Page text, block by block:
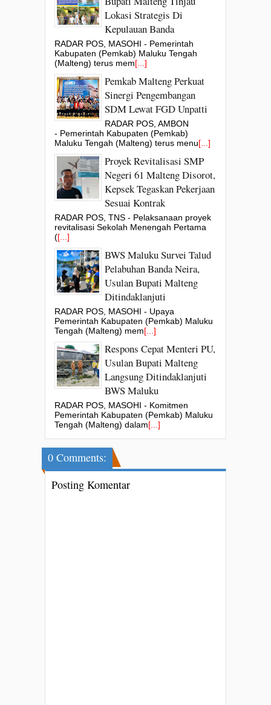
Lokasi Strategis Di
Kepulauan Banda
RADAR POS, MASOHI - Pemerintah
Kabupaten (Pemkab) Maluku Tengah
(Malteng) terus mem[...]
Pemkab Malteng Perkuat
Sinergi Pengembangan
SDM Lewat FGD Unpatti
RADAR POS, AMBON
- Pemerintah Kabupaten (Pemkab)
Maluku Tengah (Malteng) terus menu[...]
Proyek Revitalisasi SMP
Negeri 61 Malteng Disorot,
Kepsek Tegaskan Pekerjaan
Sesuai Kontrak
RADAR POS, TNS - Pelaksanaan proyek
revitalisasi Sekolah Menengah Pertama
([...]
BWS Maluku Survei Talud
Pelabuhan Banda Neira,
Usulan Bupati Malteng
Ditindaklanjuti
RADAR POS, MASOHI - Upaya
Pemerintah Kabupaten (Pemkab) Maluku
Tengah (Malteng) mem[...]
Respons Cepat Menteri PU,
Usulan Bupati Malteng
Langsung Ditindaklanjuti
BWS Maluku
RADAR POS, MASOHI - Komitmen
Pemerintah Kabupaten (Pemkab) Maluku
Tengah (Malteng) dalam[...]
0 Comments:
Posting Komentar